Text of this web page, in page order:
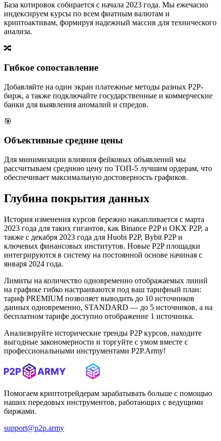
База котировок собирается с начала 2023 года. Мы ежечасно
индексируем курсы по всем фиатным валютам и
криптоактивам, формируя надежный массив для технического
анализа.
🔀
Гибкое сопоставление
Добавляйте на один экран платежные методы разных P2P-
бирж, а также подключайте государственные и коммерческие
банки для выявления аномалий и спредов.
🎯
Объективные средние цены
Для минимизации влияния фейковых объявлений мы
рассчитываем среднюю цену по ТОП-5 лучшим ордерам, что
обеспечивает максимальную достоверность графиков.
Глубина покрытия данных
История изменения курсов бережно накапливается с марта
2023 года для таких гигантов, как Binance P2P и OKX P2P, а
также с декабря 2023 года для Huobi P2P, Bybit P2P и
ключевых финансовых институтов. Новые P2P площадки
интегрируются в систему на постоянной основе начиная с
января 2024 года.
Лимиты на количество одновременно отображаемых линий
на графике гибко настраиваются под ваш тарифный план:
тариф PREMIUM позволяет выводить до 10 источников
данных одновременно, STANDARD — до 5 источников, а на
бесплатном тарифе доступно отображение 1 источника.
Анализируйте исторические тренды P2P курсов, находите
выгодные закономерности и торгуйте с умом вместе с
профессиональными инструментами P2P.Army!
Помогаем криптотрейдерам зарабатывать больше с помощью
наших передовых инструментов, работающих с ведущими
биржами.
support@p2p.army